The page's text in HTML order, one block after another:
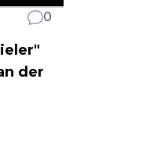
0
der